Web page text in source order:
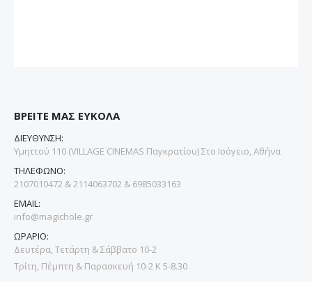
ΒΡΕΙΤΕ ΜΑΣ ΕΥΚΟΛΑ
ΔΙΕΥΘΥΝΣΗ:
Υμηττού 110 (VILLAGE CINEMAS Παγκρατίου) Στο Ισόγειο, Αθήνα
ΤΗΛΕΦΩΝΟ:
2107010472 & 2114063702 & 6985033163
EMAIL:
info@magichole.gr
ΩΡΑΡΙΟ:
Δευτέρα, Τετάρτη & Σάββατο 10-2
Τρίτη, Πέμπτη & Παρασκευή 10-2 Κ 5-8.30